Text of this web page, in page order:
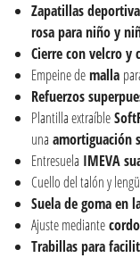
Zapatillas
rosa para niño y
Cierre con velcro y
Empeine demalla
Refuerzos
Plantilla extraíble
una amortiguación
Entresuela IMEVA
Cuello del talón y
Suela de goma en
Ajuste mediante
Trabillas para